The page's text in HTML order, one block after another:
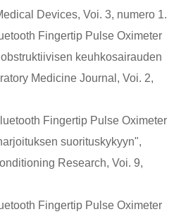
Devices, Voi. 3, numero 1.
Fingertip Pulse Oximeter
keuhkosairauden
Medicine Journal, Voi. 2,
Fingertip Pulse Oximeter
suorituskykyyn",
Research, Voi. 9,
Fingertip Pulse Oximeter